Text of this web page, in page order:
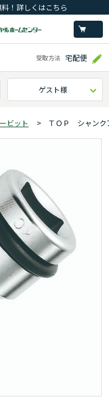
！詳しくはこちら
受取方法 宅配便
ゲスト様
ビット > ＴＯＰ シャン